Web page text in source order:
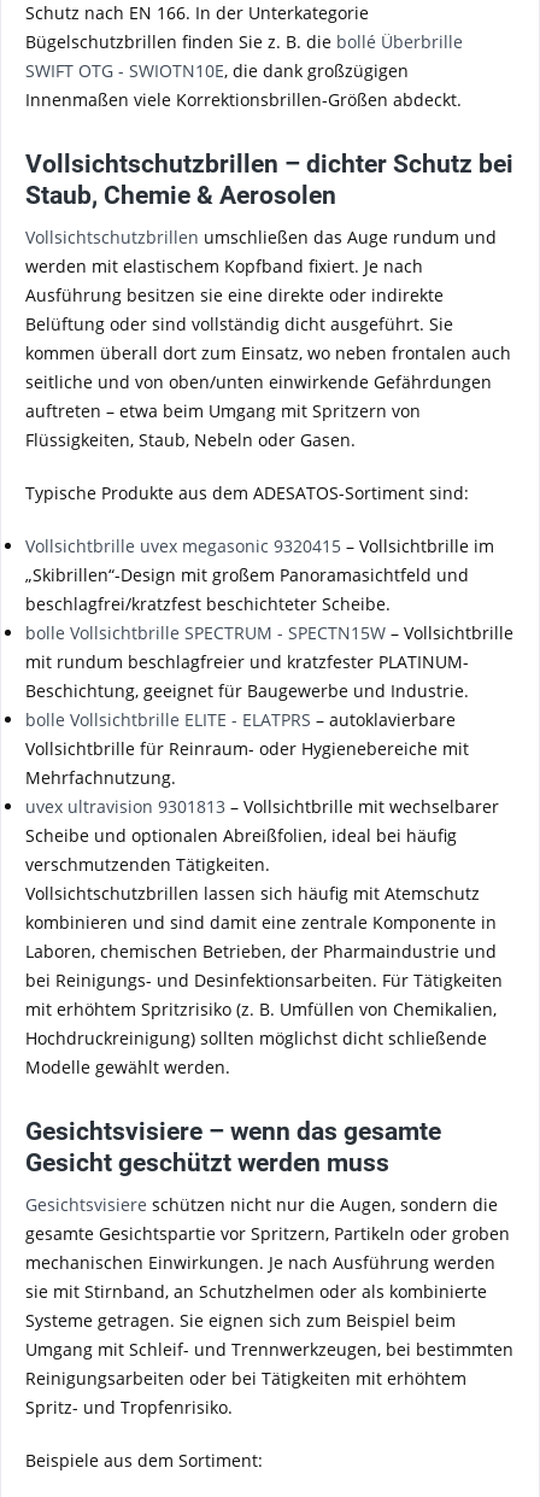
Schutz nach EN 166. In der Unterkategorie
Bügelschutzbrillen finden Sie z. B. die bollé Überbrille
SWIFT OTG - SWIOTN10E, die dank großzügigen
Innenmaßen viele Korrektionsbrillen-Größen abdeckt.
Vollsichtschutzbrillen – dichter Schutz bei
Staub, Chemie & Aerosolen
Vollsichtschutzbrillen umschließen das Auge rundum und
werden mit elastischem Kopfband fixiert. Je nach
Ausführung besitzen sie eine direkte oder indirekte
Belüftung oder sind vollständig dicht ausgeführt. Sie
kommen überall dort zum Einsatz, wo neben frontalen auch
seitliche und von oben/unten einwirkende Gefährdungen
auftreten – etwa beim Umgang mit Spritzern von
Flüssigkeiten, Staub, Nebeln oder Gasen.
Typische Produkte aus dem ADESATOS-Sortiment sind:
Vollsichtbrille uvex megasonic 9320415 – Vollsichtbrille im
„Skibrillen“-Design mit großem Panoramasichtfeld und
beschlagfrei/kratzfest beschichteter Scheibe.
bolle Vollsichtbrille SPECTRUM - SPECTN15W – Vollsichtbrille
mit rundum beschlagfreier und kratzfester PLATINUM-
Beschichtung, geeignet für Baugewerbe und Industrie.
bolle Vollsichtbrille ELITE - ELATPRS – autoklavierbare
Vollsichtbrille für Reinraum- oder Hygienebereiche mit
Mehrfachnutzung.
uvex ultravision 9301813 – Vollsichtbrille mit wechselbarer
Scheibe und optionalen Abreißfolien, ideal bei häufig
verschmutzenden Tätigkeiten.
Vollsichtschutzbrillen lassen sich häufig mit Atemschutz
kombinieren und sind damit eine zentrale Komponente in
Laboren, chemischen Betrieben, der Pharmaindustrie und
bei Reinigungs- und Desinfektionsarbeiten. Für Tätigkeiten
mit erhöhtem Spritzrisiko (z. B. Umfüllen von Chemikalien,
Hochdruckreinigung) sollten möglichst dicht schließende
Modelle gewählt werden.
Gesichtsvisiere – wenn das gesamte
Gesicht geschützt werden muss
Gesichtsvisiere schützen nicht nur die Augen, sondern die
gesamte Gesichtspartie vor Spritzern, Partikeln oder groben
mechanischen Einwirkungen. Je nach Ausführung werden
sie mit Stirnband, an Schutzhelmen oder als kombinierte
Systeme getragen. Sie eignen sich zum Beispiel beim
Umgang mit Schleif- und Trennwerkzeugen, bei bestimmten
Reinigungsarbeiten oder bei Tätigkeiten mit erhöhtem
Spritz- und Tropfenrisiko.
Beispiele aus dem Sortiment: